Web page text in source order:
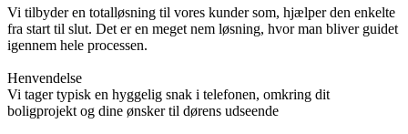
Vi tilbyder en totalløsning til vores kunder som, hjælper den enkelte
fra start til slut. Det er en meget nem løsning, hvor man bliver guidet
igennem hele processen.
Henvendelse
Vi tager typisk en hyggelig snak i telefonen, omkring dit
boligprojekt og dine ønsker til dørens udseende